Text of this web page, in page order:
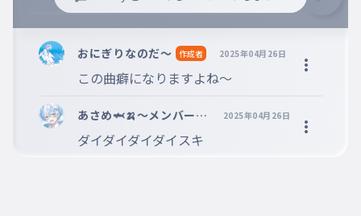
これは所謂ヘイトスピーチ
匿名性の声明を生命に載せてんだ
匿名性の声明を生命に載せてんだ
鳴り止まないサイレン近づく度に痙攣
鳴り止まないサイレン近づく度に痙
※コメントするには、ログインが必要です。
おにぎりなのだ～ 作成者 2025年04月26日
この曲癖になりますよね～
あさめ🦈🍌〜メンバー募
st@vertex
2025年04月26日
ダイダイダイダイスキ